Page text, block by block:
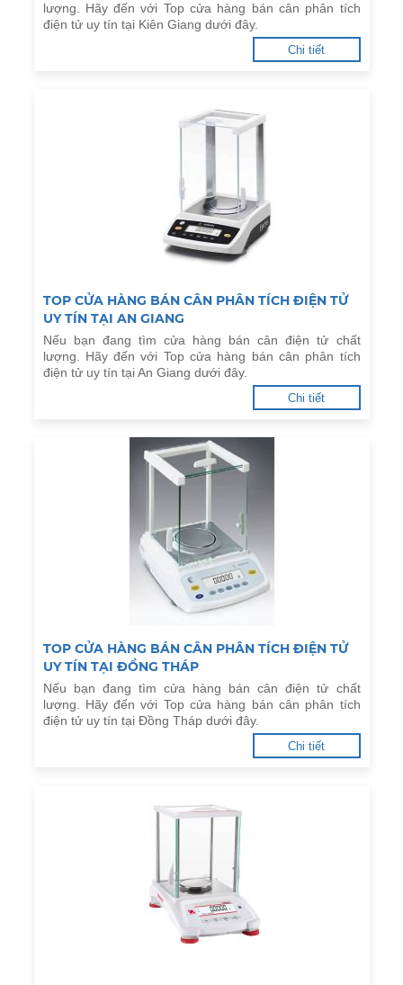
lượng. Hãy đến với Top cửa hàng bán cân phân tích
điện tử uy tín tại Kiên Giang dưới đây.
Chi tiết
TOP CỬA HÀNG BÁN CÂN PHÂN TÍCH ĐIỆN TỬ
UY TÍN TẠI AN GIANG
Nếu bạn đang tìm cửa hàng bán cân điện tử chất
lượng. Hãy đến với Top cửa hàng bán cân phân tích
điện tử uy tín tại An Giang dưới đây.
Chi tiết
TOP CỬA HÀNG BÁN CÂN PHÂN TÍCH ĐIỆN TỬ
UY TÍN TẠI ĐỒNG THÁP
Nếu bạn đang tìm cửa hàng bán cân điện tử chất
lượng. Hãy đến với Top cửa hàng bán cân phân tích
điện tử uy tín tại Đồng Tháp dưới đây.
Chi tiết